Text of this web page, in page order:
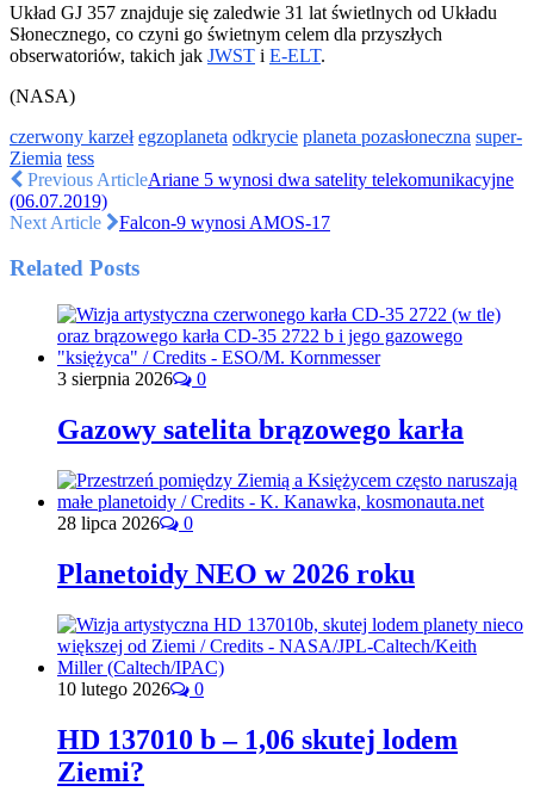
Układ GJ 357 znajduje się zaledwie 31 lat świetlnych od Układu
Słonecznego, co czyni go świetnym celem dla przyszłych
obserwatoriów, takich jak JWST i E-ELT.
(NASA)
czerwony karzeł egzoplaneta odkrycie planeta pozasłoneczna super-
Ziemia tess
Previous ArticleAriane 5 wynosi dwa satelity telekomunikacyjne
(06.07.2019)
Next Article
Falcon-9 wynosi AMOS-17
Related Posts
3 sierpnia 2026 0
Gazowy satelita brązowego karła
28 lipca 2026 0
Planetoidy NEO w 2026 roku
10 lutego 2026 0
HD 137010 b – 1,06 skutej lodem
Ziemi?